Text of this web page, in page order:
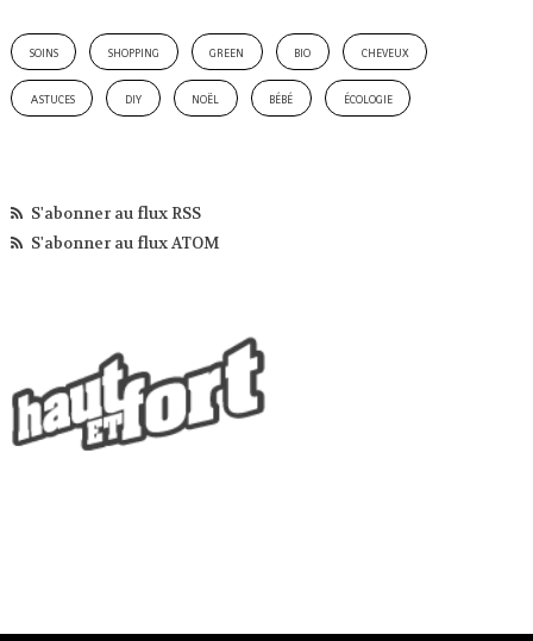
soins shopping green bio cheveux
astuces diy noël bébé écologie
S'abonner au flux RSS
S'abonner au flux ATOM